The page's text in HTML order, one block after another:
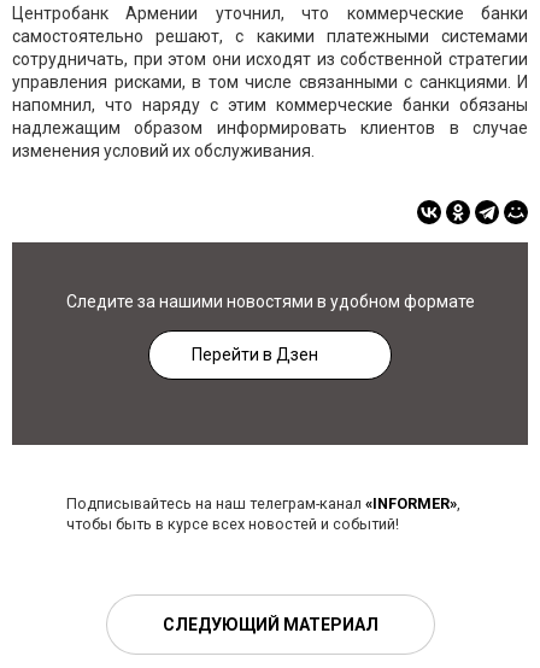
Центробанк Армении уточнил, что коммерческие банки
самостоятельно решают, с какими платежными системами
сотрудничать, при этом они исходят из собственной стратегии
управления рисками, в том числе связанными с санкциями. И
напомнил, что наряду с этим коммерческие банки обязаны
надлежащим образом информировать клиентов в случае
изменения условий их обслуживания.
Следите за нашими новостями в удобном формате
Перейти в Дзен
Подписывайтесь на наш телеграм-канал «INFORMER»,
чтобы быть в курсе всех новостей и событий!
СЛЕДУЮЩИЙ МАТЕРИАЛ